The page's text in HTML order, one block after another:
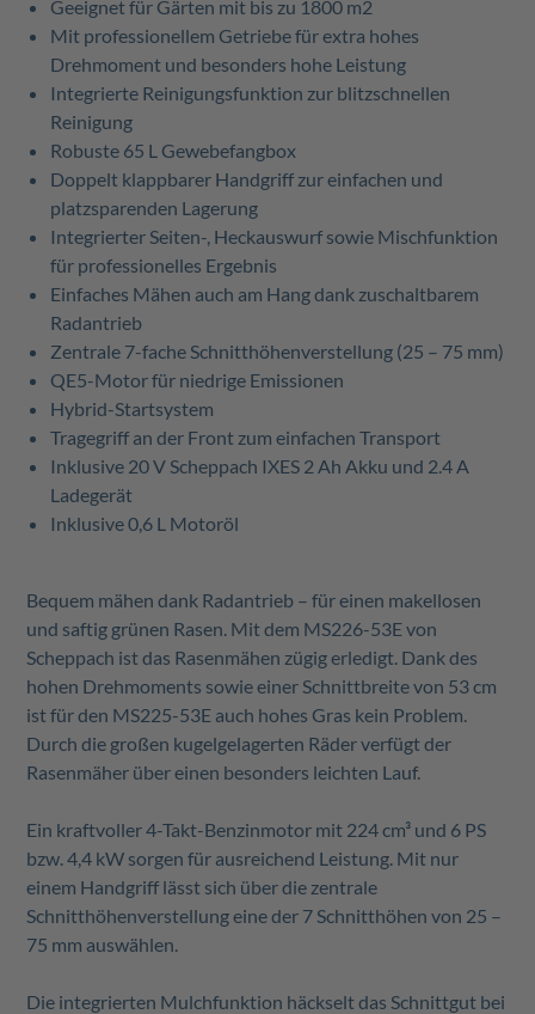
Geeignet für Gärten mit bis zu 1800 m2
Mit professionellem Getriebe für extra hohes
Drehmoment und besonders hohe Leistung
Integrierte Reinigungsfunktion zur blitzschnellen
Reinigung
Robuste 65 L Gewebefangbox
Doppelt klappbarer Handgriff zur einfachen und
platzsparenden Lagerung
Integrierter Seiten-, Heckauswurf sowie Mischfunktion
für professionelles Ergebnis
Einfaches Mähen auch am Hang dank zuschaltbarem
Radantrieb
Zentrale 7-fache Schnitthöhenverstellung (25 – 75 mm)
QE5-Motor für niedrige Emissionen
Hybrid-Startsystem
Tragegriff an der Front zum einfachen Transport
Inklusive 20 V Scheppach IXES 2 Ah Akku und 2.4 A
Ladegerät
Inklusive 0,6 L Motoröl
Bequem mähen dank Radantrieb – für einen makellosen
und saftig grünen Rasen. Mit dem MS226-53E von
Scheppach ist das Rasenmähen zügig erledigt. Dank des
hohen Drehmoments sowie einer Schnittbreite von 53 cm
ist für den MS225-53E auch hohes Gras kein Problem.
Durch die großen kugelgelagerten Räder verfügt der
Rasenmäher über einen besonders leichten Lauf.
Ein kraftvoller 4-Takt-Benzinmotor mit 224 cm³ und 6 PS
bzw. 4,4 kW sorgen für ausreichend Leistung. Mit nur
einem Handgriff lässt sich über die zentrale
Schnitthöhenverstellung eine der 7 Schnitthöhen von 25 –
75 mm auswählen.
Die integrierten Mulchfunktion häckselt das Schnittgut bei